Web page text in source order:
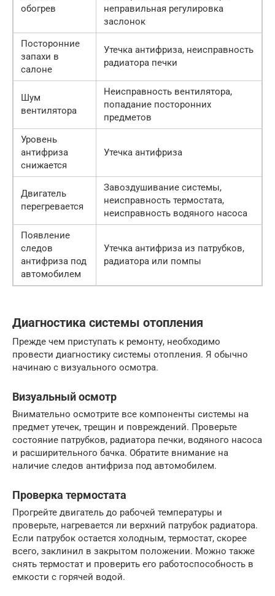
обогрев
неправильная регулировка
заслонок
Посторонние
запахи в
салоне
Утечка антифриза, неисправность
радиатора печки
Шум
вентилятора
Неисправность вентилятора,
попадание посторонних
предметов
Уровень
антифриза
снижается
Утечка антифриза
Двигатель
перегревается
Завоздушивание системы,
неисправность термостата,
неисправность водяного насоса
Появление
следов
антифриза под
автомобилем
Утечка антифриза из патрубков,
радиатора или помпы
Диагностика системы отопления
Прежде чем приступать к ремонту, необходимо
провести диагностику системы отопления. Я обычно
начинаю с визуального осмотра.
Визуальный осмотр
Внимательно осмотрите все компоненты системы на
предмет утечек, трещин и повреждений. Проверьте
состояние патрубков, радиатора печки, водяного насоса
и расширительного бачка. Обратите внимание на
наличие следов антифриза под автомобилем.
Проверка термостата
Прогрейте двигатель до рабочей температуры и
проверьте, нагревается ли верхний патрубок радиатора.
Если патрубок остается холодным, термостат, скорее
всего, заклинил в закрытом положении. Можно также
снять термостат и проверить его работоспособность в
емкости с горячей водой.